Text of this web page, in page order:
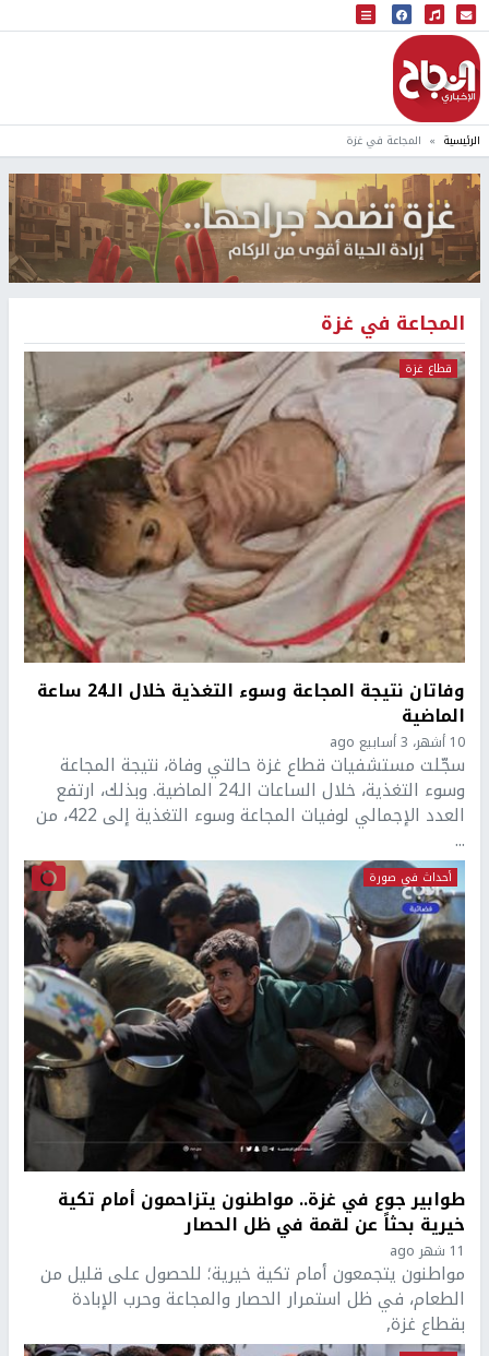
البث المباشر
إذاعة النجاح
الرئيسية المجاعة في غزة
المجاعة في غزة
قطاع غزة
وفاتان نتيجة المجاعة وسوء التغذية خلال الـ24 ساعة
الماضية
10 أشهر، 3 أسابيع ago
سجّلت مستشفيات قطاع غزة حالتي وفاة، نتيجة المجاعة
وسوء التغذية، خلال الساعات الـ24 الماضية. وبذلك، ارتفع
العدد الإجمالي لوفيات المجاعة وسوء التغذية إلى 422، من
...
أحداث في صورة
طوابير جوع في غزة.. مواطنون يتزاحمون أمام تكية
خيرية بحثاً عن لقمة في ظل الحصار
11 شهر ago
مواطنون يتجمعون أمام تكية خيرية؛ للحصول على قليل من
الطعام، في ظل استمرار الحصار والمجاعة وحرب الإبادة
بقطاع غزة,